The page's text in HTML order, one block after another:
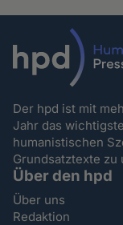
Der hpd ist mit
Jahr das
humanistischen
Grundsatztexte
Über den hpd
Über uns
Redaktion